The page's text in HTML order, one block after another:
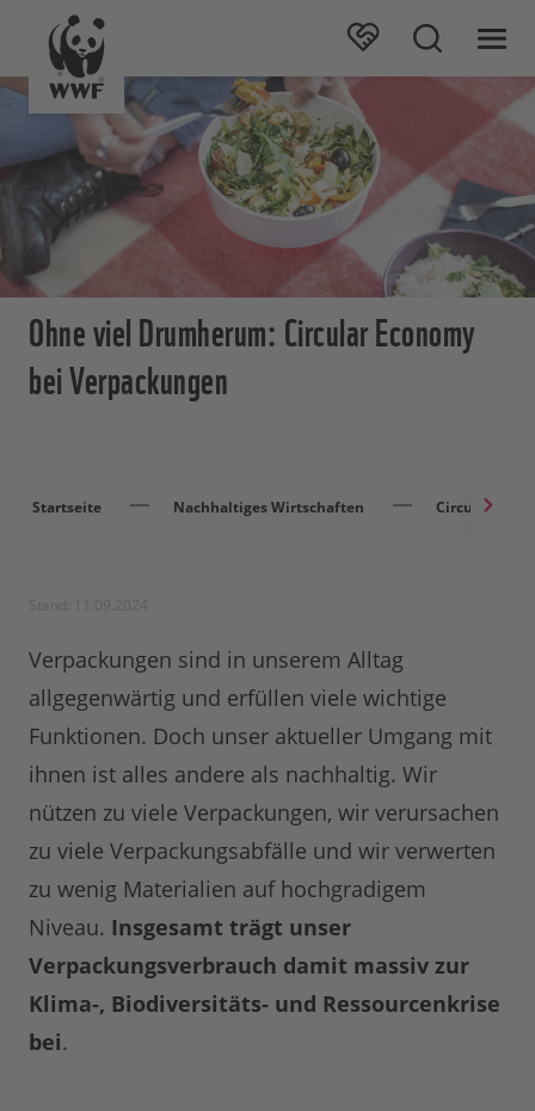
Ohne viel Drumherum: Circular Economy
bei Verpackungen
Startseite Nachhaltiges Wirtschaften Circular
Verpackungen sind in unserem Alltag
allgegenwärtig und erfüllen viele wichtige
Funktionen. Doch unser aktueller Umgang mit
ihnen ist alles andere als nachhaltig. Wir
nützen zu viele Verpackungen, wir verursachen
zu viele Verpackungsabfälle und wir verwerten
zu wenig Materialien auf hochgradigem
Niveau. Insgesamt trägt unser
Verpackungsverbrauch damit massiv zur
Klima-, Biodiversitäts- und Ressourcenkrise
bei.